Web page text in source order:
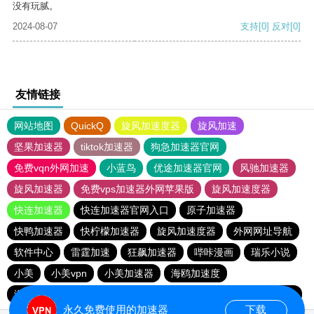
没有玩腻。
2024-08-07
支持[0] 反对[0]
友情链接
网站地图 QuickQ 旋风加速度器
旋风加速
坚果加速器
tiktok加速器
狗急加速器官网
免费vqn外网加速
小蓝鸟 优途加速器官网
风驰加速器
旋风加速器
免费vps加速器外网苹果版
旋风加速度器
快连加速器
快连加速器官网入口
原子加速器
快鸭加速器
快柠檬加速器 旋风加速度器
外网网址导航
软件中心
雷霆加速 狂飙加速器 哔咔漫画
瑞乐小说
小美
小美vpn 小美加速器
海鸥加速度
海鸥加速器下载
雷霆加速
永久免费使用的加速器 下载